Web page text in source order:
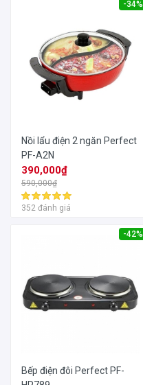
-34%
Nồi lẩu điện 2 ngăn Perfect
PF-A2N
390,000₫
590,000₫
352 đánh giá
-42%
Bếp điện đôi Perfect PF-